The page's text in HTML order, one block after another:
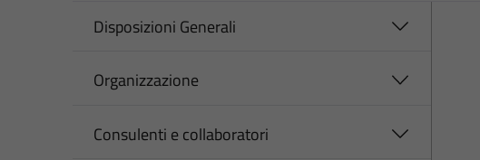
Disposizioni Generali
Organizzazione
Consulenti e collaboratori